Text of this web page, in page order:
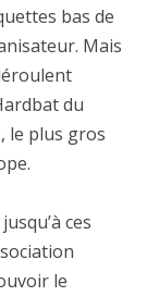
bas de
Mais
du
le plus gros
jusqu’à ces
le